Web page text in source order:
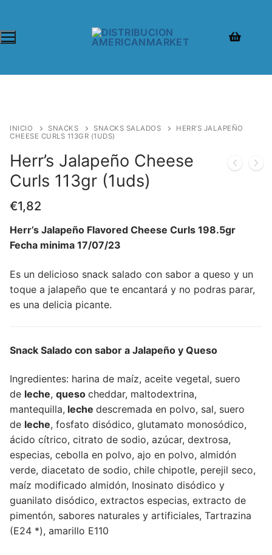
INICIO SNACKS SNACKS SALADOS
HERR’S JALAPEÑO
CHEESE CURLS 113GR (1UDS)
Herr’s Jalapeño Cheese
Curls 113gr (1uds)
€1,82
Herr’s Jalapeño Flavored Cheese Curls 198.5gr
Fecha minima 17/07/23
Es un delicioso snack salado con sabor a queso y un
toque a jalapeño que te encantará y no podras parar,
es una delicia picante.
Snack Salado con sabor a Jalapeño y Queso
Ingredientes: harina de maíz, aceite vegetal, suero
de leche, queso cheddar, maltodextrina,
mantequilla, leche descremada en polvo, sal, suero
de leche, fosfato disódico, glutamato monosódico,
ácido cítrico, citrato de sodio, azúcar, dextrosa,
especias, cebolla en polvo, ajo en polvo, almidón
verde, diacetato de sodio, chile chipotle, perejil seco,
maíz modificado almidón, Inosinato disódico y
guanilato disódico, extractos especias, extracto de
pimentón, sabores naturales y artificiales, Tartrazina
(E24 *), amarillo E110